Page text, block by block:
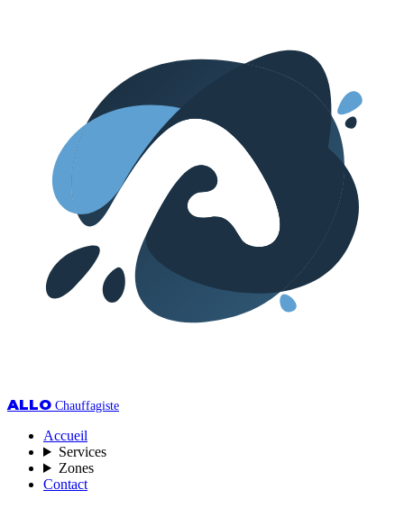
ALLO Chauffagiste
Accueil
Services
Zones
Contact